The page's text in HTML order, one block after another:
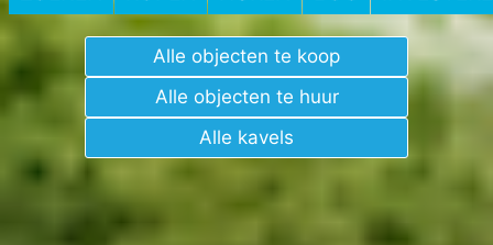
Alle objecten te koop
Alle objecten te huur
Alle kavels